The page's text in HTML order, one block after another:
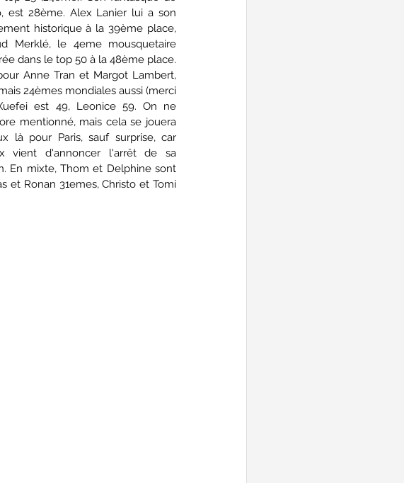
est 28ème. Alex Lanier lui a son
historique à la 39ème place,
Merklé, le 4eme mousquetaire
dans le top 50 à la 48ème place.
Anne Tran et Margot Lambert,
24èmes mondiales aussi (merci
est 49, Leonice 59. On ne
mentionné, mais cela se jouera
là pour Paris, sauf surprise, car
vient d'annoncer l'arrêt de sa
En mixte, Thom et Delphine sont
et Ronan 31emes, Christo et Tomi